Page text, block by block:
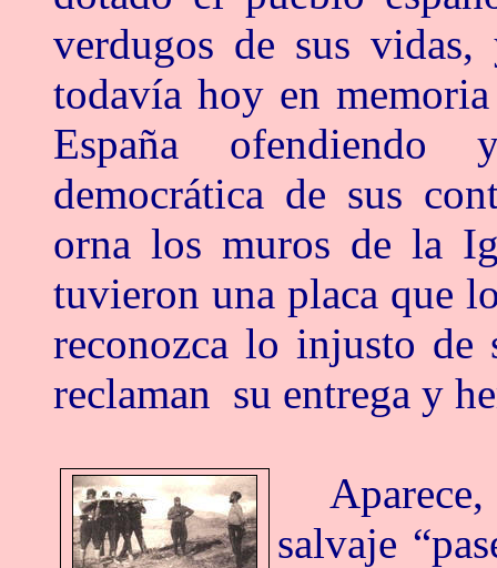
verdugos de sus
todavía hoy en
España ofendiendo
democrática de sus
orna los muros de la
tuvieron una placa que
reconozca lo injusto
reclaman su entrega y
salvaje